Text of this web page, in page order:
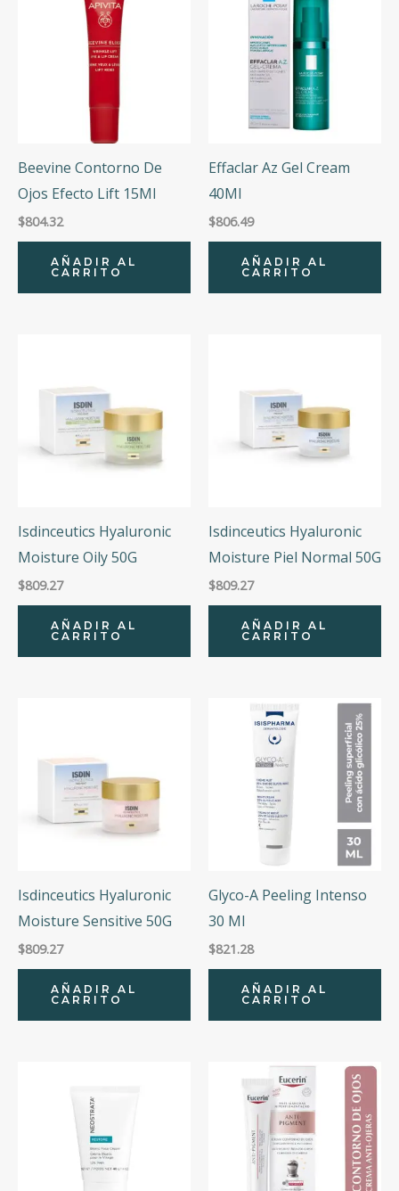
Beevine Contorno De
Ojos Efecto Lift 15Ml
$804.32
AÑADIR AL
CARRITO
Effaclar Az Gel Cream
40Ml
$806.49
AÑADIR AL
CARRITO
Isdinceutics Hyaluronic
Moisture Oily 50G
$809.27
AÑADIR AL
CARRITO
Isdinceutics Hyaluronic
Moisture Piel Normal 50G
$809.27
AÑADIR AL
CARRITO
Isdinceutics Hyaluronic
Moisture Sensitive 50G
$809.27
AÑADIR AL
CARRITO
Glyco-A Peeling Intenso
30 Ml
$821.28
AÑADIR AL
CARRITO